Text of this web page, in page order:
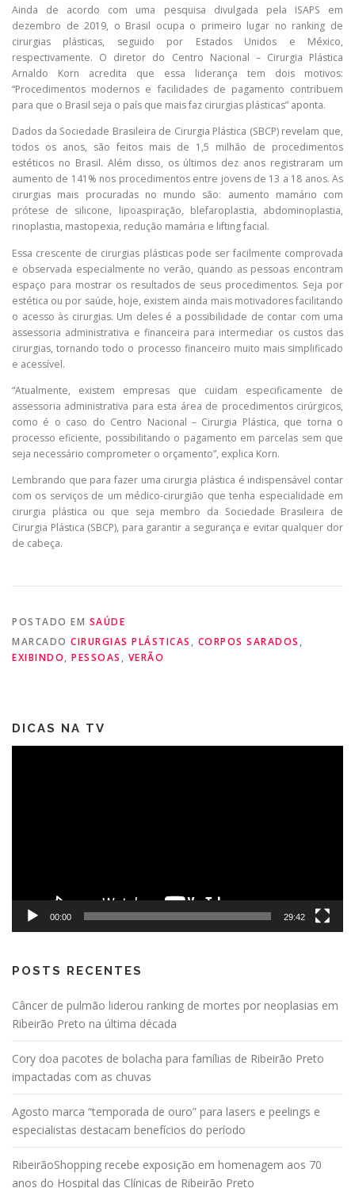
Ainda de acordo com uma pesquisa divulgada pela ISAPS em
dezembro de 2019, o Brasil ocupa o primeiro lugar no ranking de
cirurgias plásticas, seguido por Estados Unidos e México,
respectivamente. O diretor do Centro Nacional – Cirurgia Plástica
Arnaldo Korn acredita que essa liderança tem dois motivos:
“Procedimentos modernos e facilidades de pagamento contribuem
para que o Brasil seja o país que mais faz cirurgias plásticas” aponta.
Dados da Sociedade Brasileira de Cirurgia Plástica (SBCP) revelam que,
todos os anos, são feitos mais de 1,5 milhão de procedimentos
estéticos no Brasil. Além disso, os últimos dez anos registraram um
aumento de 141% nos procedimentos entre jovens de 13 a 18 anos. As
cirurgias mais procuradas no mundo são: aumento mamário com
prótese de silicone, lipoaspiração, blefaroplastia, abdominoplastia,
rinoplastia, mastopexia, redução mamária e lifting facial.
Essa crescente de cirurgias plásticas pode ser facilmente comprovada
e observada especialmente no verão, quando as pessoas encontram
espaço para mostrar os resultados de seus procedimentos. Seja por
estética ou por saúde, hoje, existem ainda mais motivadores facilitando
o acesso às cirurgias. Um deles é a possibilidade de contar com uma
assessoria administrativa e financeira para intermediar os custos das
cirurgias, tornando todo o processo financeiro muito mais simplificado
e acessível.
“Atualmente, existem empresas que cuidam especificamente de
assessoria administrativa para esta área de procedimentos cirúrgicos,
como é o caso do Centro Nacional – Cirurgia Plástica, que torna o
processo eficiente, possibilitando o pagamento em parcelas sem que
seja necessário comprometer o orçamento”, explica Korn.
Lembrando que para fazer uma cirurgia plástica é indispensável contar
com os serviços de um médico-cirurgião que tenha especialidade em
cirurgia plástica ou que seja membro da Sociedade Brasileira de
Cirurgia Plástica (SBCP), para garantir a segurança e evitar qualquer dor
de cabeça.
POSTADO EM SAÚDE
MARCADO CIRURGIAS PLÁSTICAS , CORPOS SARADOS ,
EXIBINDO, PESSOAS , VERÃO
DICAS NA TV
00:00 29:42
POSTS RECENTES
Câncer de pulmão liderou ranking de mortes por neoplasias em
Ribeirão Preto na última década
Cory doa pacotes de bolacha para famílias de Ribeirão Preto
impactadas com as chuvas
Agosto marca “temporada de ouro” para lasers e peelings e
especialistas destacam benefícios do período
RibeirãoShopping recebe exposição em homenagem aos 70
anos do Hospital das Clínicas de Ribeirão Preto